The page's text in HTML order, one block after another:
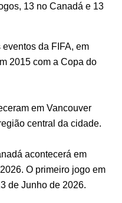
13 no Canadá e 13
da FIFA, em
2015 com a Copa do
em Vancouver
central da cidade.
acontecerá em
O primeiro jogo em
de Junho de 2026.